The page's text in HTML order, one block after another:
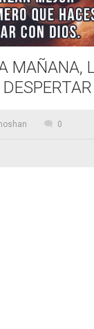
MAÑANA,
0